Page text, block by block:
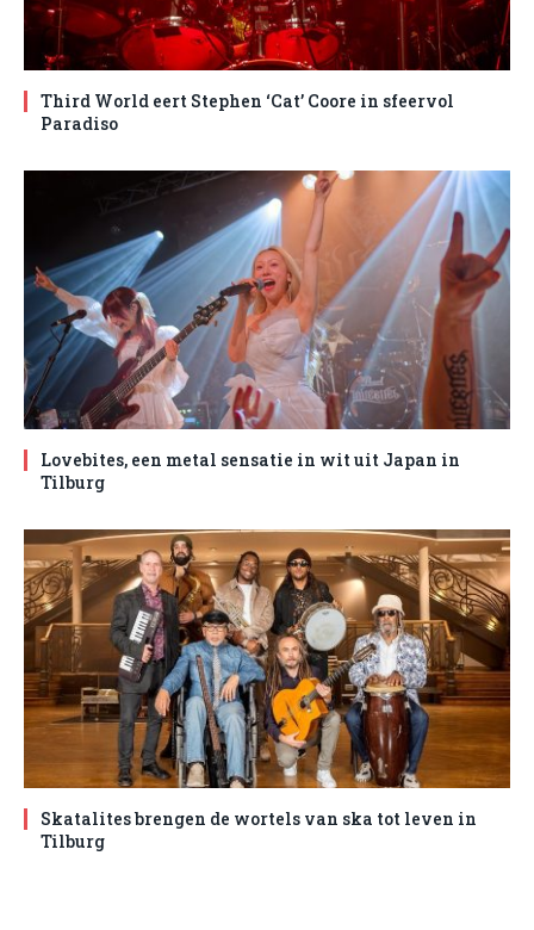
Third World eert Stephen ‘Cat’ Coore in sfeervol
Paradiso
Lovebites, een metal sensatie in wit uit Japan in
Tilburg
Skatalites brengen de wortels van ska tot leven in
Tilburg